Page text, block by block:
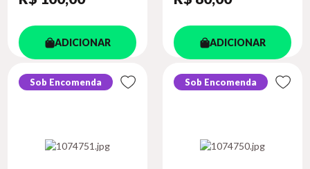
ADICIONAR ADICIONAR
Sob Encomenda Sob Encomenda